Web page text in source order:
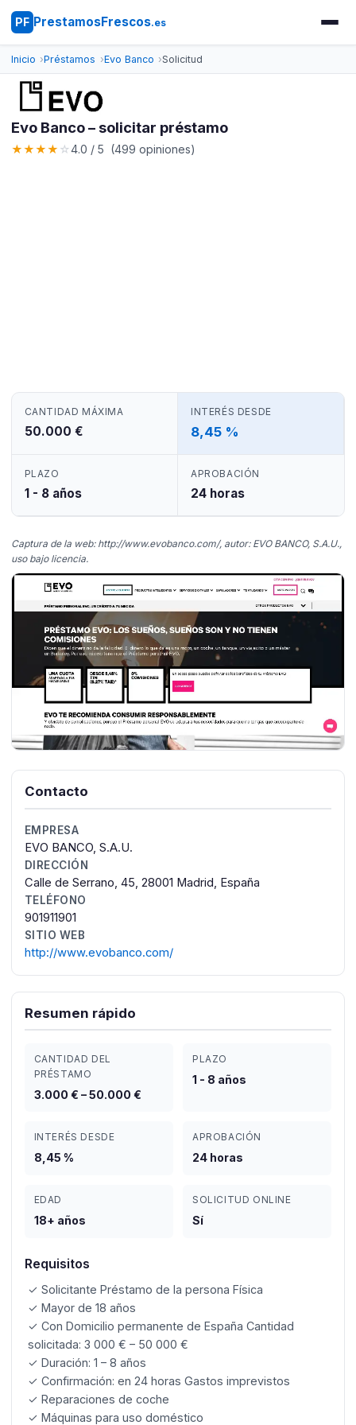
PF PrestamosFrescos.es
Inicio Préstamos Evo Banco Solicitud
Evo Banco – solicitar préstamo
★★★★ ☆4.0 / 5 (499 opiniones)
CANTIDAD MÁXIMA
50.000 €
INTERÉS DESDE
8,45 %
PLAZO
1 - 8 años
APROBACIÓN
24 horas
Captura de la web: http://www.evobanco.com/, autor: EVO BANCO, S.A.U.,
uso bajo licencia.
Contacto
EMPRESA
EVO BANCO, S.A.U.
DIRECCIÓN
Calle de Serrano, 45, 28001 Madrid, España
TELÉFONO
901911901
SITIO WEB
http://www.evobanco.com/
Resumen rápido
CANTIDAD DEL
PRÉSTAMO
3.000 € – 50.000 €
PLAZO
1 - 8 años
INTERÉS DESDE
8,45 %
APROBACIÓN
24 horas
EDAD
18+ años
SOLICITUD ONLINE
Sí
Requisitos
✓ Solicitante Préstamo de la persona Física
✓ Mayor de 18 años
✓ Con Domicilio permanente de España Cantidad
solicitada: 3 000 € – 50 000 €
✓ Duración: 1 – 8 años
✓ Confirmación: en 24 horas Gastos imprevistos
✓ Reparaciones de coche
✓ Máquinas para uso doméstico